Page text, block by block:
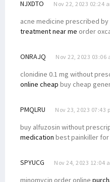
NJXDTO Nov 22, 2023 02:24
acne medicine prescribed
treatment near me order
ONRAJQ Nov 22, 2023 03:06
clonidine 0.1 mg without
online cheap buy cheap
PMQLRU Nov 23, 2023 07:43
buy alfuzosin without
medication best painkiller for
SPYUCG Nov 24, 2023 12:04
minomycin order online